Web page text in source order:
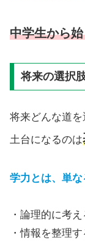
中学生から
将来の選択
将来どんな道を
土台になるのは
学力とは、単
・論理的に考え
・情報を整理す